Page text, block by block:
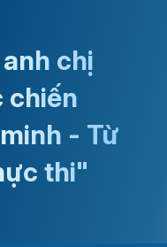
chị
chiến
- Từ
thi"